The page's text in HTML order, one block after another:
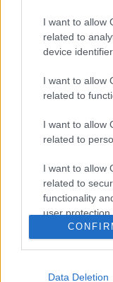
I want to allow
related to
device
I want to allow
related to
I want to allow
related to
I want to allow
related to
functionality
user protection.
Data Deletion
Sinéad O'Connor
You Be You)?
visszatérőnek
mostanában
elkezdtek olyan
az énekesnő
Talán egyébként
oldalát, a
Címkék:pop rock